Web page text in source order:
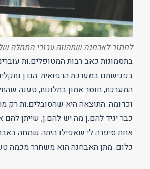
לחתור לאבחנה שתהווה עבורי התחלה של
בתסמונות כאב רבות המטופלים.ות
בפגישתם במערכת הרפואית. הם.ן
המערכת, חוסר אמון בתלונות, טענה
וכדומה. התוצאה היא שהסובלים.ות רק
כבר יגיד להם.ן מה יש להם.ן, שייתן
אחת סיפרה לי שאפילו היתה שמחה
כלום. מתן האבחנה הוא משחרר מכמה